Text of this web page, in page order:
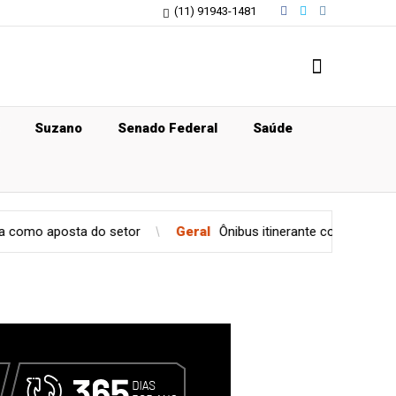
(11) 91943-1481
Suzano Senado Federal Saúde
do setor Geral Ônibus itinerante com serviços para